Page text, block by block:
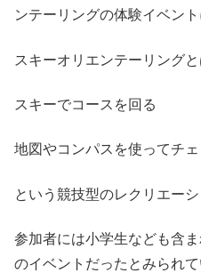
ンテーリングの体験イベント
スキーオリエンテーリングと
スキーでコースを回る
地図やコンパスを使ってチ
という競技型のレクリエーシ
参加者には小学生なども含
のイベントだったとみられて